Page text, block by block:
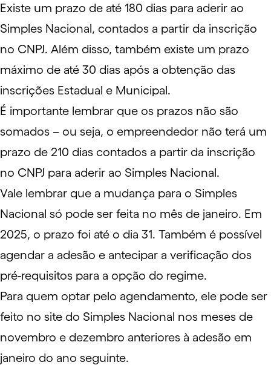
Existe um prazo de até 180 dias para aderir ao
Simples Nacional, contados a partir da inscrição
no CNPJ. Além disso, também existe um prazo
máximo de até 30 dias após a obtenção das
inscrições Estadual e Municipal.
É importante lembrar que os prazos não são
somados – ou seja, o empreendedor não terá um
prazo de 210 dias contados a partir da inscrição
no CNPJ para aderir ao Simples Nacional.
Vale lembrar que a mudança para o Simples
Nacional só pode ser feita no mês de janeiro. Em
2025, o prazo foi até o dia 31. Também é possível
agendar a adesão e antecipar a verificação dos
pré-requisitos para a opção do regime.
Para quem optar pelo agendamento, ele pode ser
feito no site do Simples Nacional nos meses de
novembro e dezembro anteriores à adesão em
janeiro do ano seguinte.